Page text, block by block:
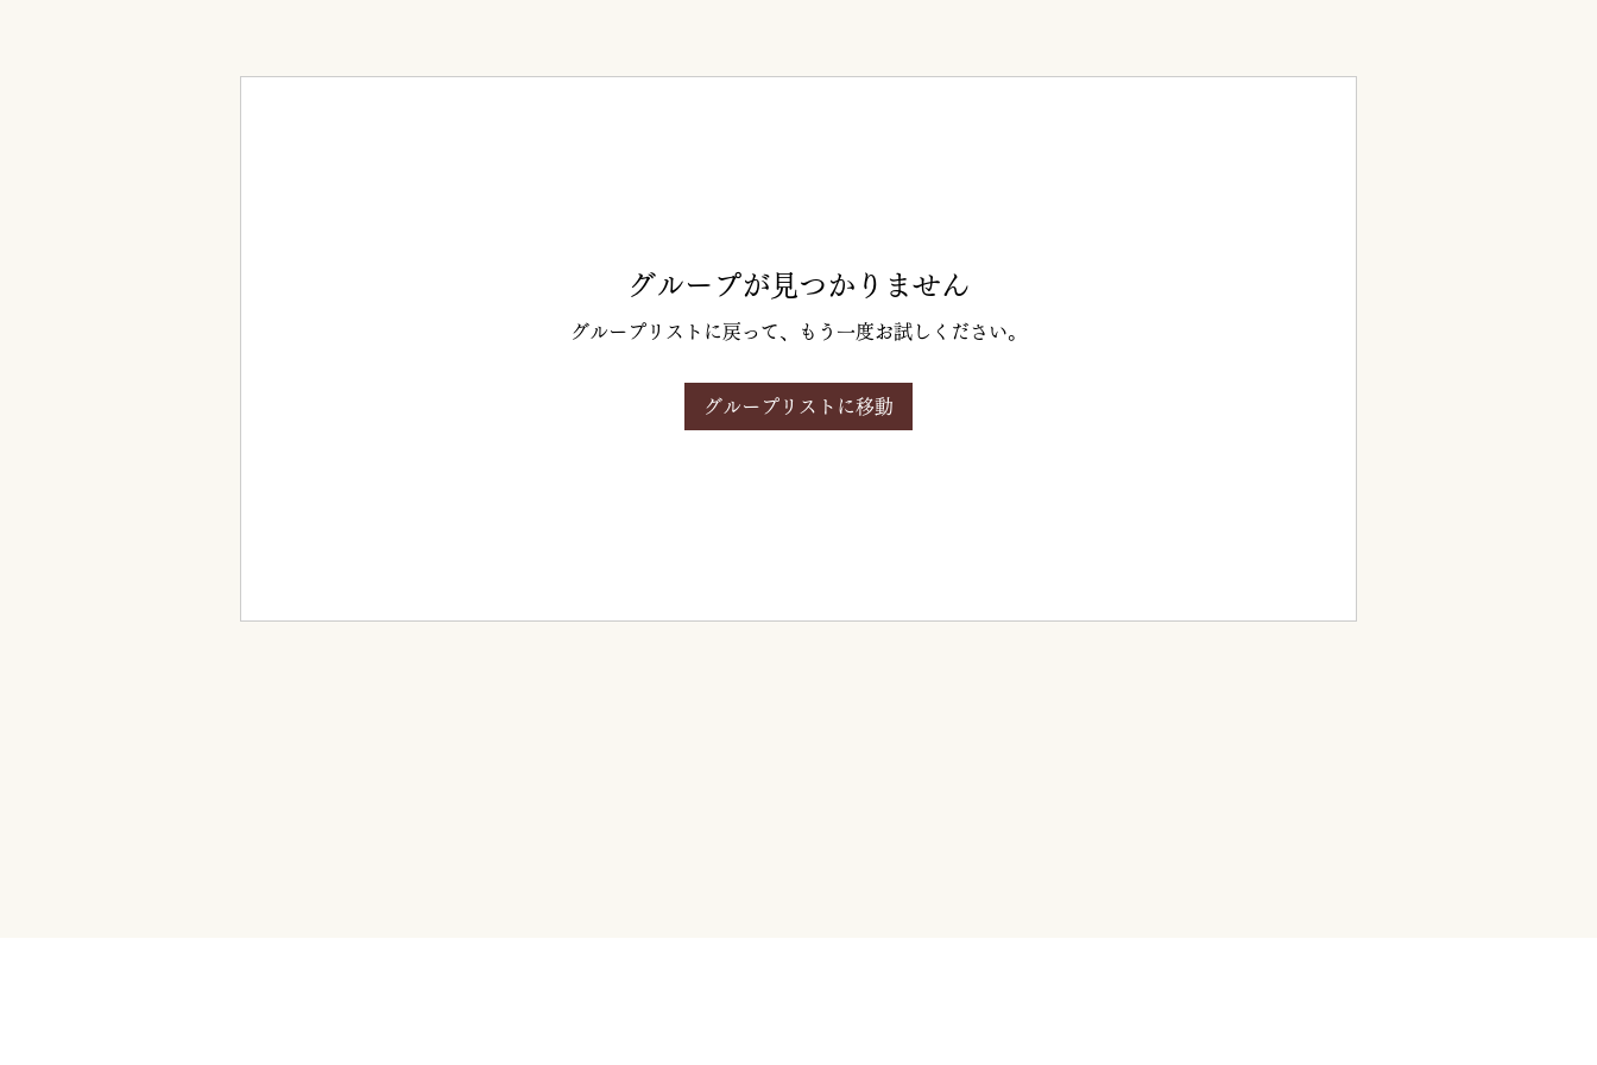
グループが見つかりません
グループリストに戻って、もう一度お試しください。
グループリストに移動